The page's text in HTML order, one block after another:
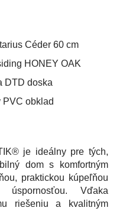
Céder 60 cm
HONEY OAK
DTD doska
PVC obklad
je ideálny pre tých,
dom s komfortným
praktickou kúpeľňou
úspornosťou. Vďaka
riešeniu a kvalitným